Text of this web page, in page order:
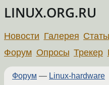
LINUX.ORG.RU
Новости Галерея
Форум Опросы Трекер
Форум — Linux-hardware